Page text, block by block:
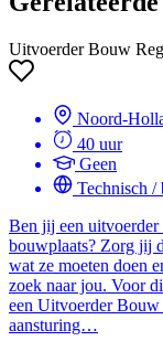
Uitvoerder Bouw
Noord-
40 uur
Geen
Technisch /
Ben jij een uitvoerder
bouwplaats? Zorg jij
wat ze moeten doen
zoek naar jou. Voor
een Uitvoerder
aansturing…